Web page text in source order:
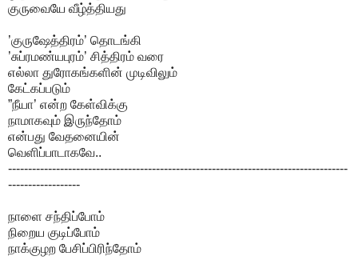
குருவையே வீழ்த்தியது
’குருஷேத்திரம்’ தொடங்கி
’சுப்ரமண்யபுரம்’ சித்திரம் வரை
எல்லா துரோகங்களின் முடிவிலும்
கேட்கப்படும்
”நீயா’ என்ற கேள்விக்கு
நாமாகவும் இருந்தோம்
என்பது வேதனையின்
வெளிப்பாடாகவே..
-------------------------------------------------------------------------------------
------------------
நாளை சந்திப்போம்
நிறைய குடிப்போம்
நாக்குழற பேசிப்பிரிந்தோம்